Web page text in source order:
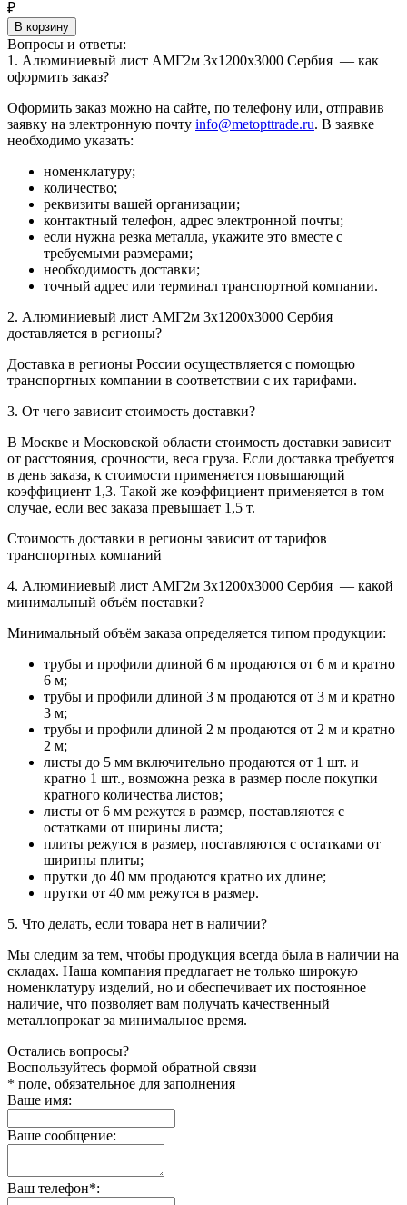
₽
В корзину
Вопросы и ответы:
1. Алюминиевый лист АМГ2м 3х1200х3000 Сербия — как
оформить заказ?
Оформить заказ можно на сайте, по телефону или, отправив
заявку на электронную почту info@metopttrade.ru. В заявке
необходимо указать:
номенклатуру;
количество;
реквизиты вашей организации;
контактный телефон, адрес электронной почты;
если нужна резка металла, укажите это вместе с
требуемыми размерами;
необходимость доставки;
точный адрес или терминал транспортной компании.
2. Алюминиевый лист АМГ2м 3х1200х3000 Сербия
доставляется в регионы?
Доставка в регионы России осуществляется с помощью
транспортных компании в соответствии с их тарифами.
3. От чего зависит стоимость доставки?
В Москве и Московской области стоимость доставки зависит
от расстояния, срочности, веса груза. Если доставка требуется
в день заказа, к стоимости применяется повышающий
коэффициент 1,3. Такой же коэффициент применяется в том
случае, если вес заказа превышает 1,5 т.
Стоимость доставки в регионы зависит от тарифов
транспортных компаний
4. Алюминиевый лист АМГ2м 3х1200х3000 Сербия — какой
минимальный объём поставки?
Минимальный объём заказа определяется типом продукции:
трубы и профили длиной 6 м продаются от 6 м и кратно
6 м;
трубы и профили длиной 3 м продаются от 3 м и кратно
3 м;
трубы и профили длиной 2 м продаются от 2 м и кратно
2 м;
листы до 5 мм включительно продаются от 1 шт. и
кратно 1 шт., возможна резка в размер после покупки
кратного количества листов;
листы от 6 мм режутся в размер, поставляются с
остатками от ширины листа;
плиты режутся в размер, поставляются с остатками от
ширины плиты;
прутки до 40 мм продаются кратно их длине;
прутки от 40 мм режутся в размер.
5. Что делать, если товара нет в наличии?
Мы следим за тем, чтобы продукция всегда была в наличии на
складах. Наша компания предлагает не только широкую
номенклатуру изделий, но и обеспечивает их постоянное
наличие, что позволяет вам получать качественный
металлопрокат за минимальное время.
Остались вопросы?
Воспользуйтесь формой обратной связи
* поле, обязательное для заполнения
Ваше имя:
Ваше сообщение:
Ваш телефон*: